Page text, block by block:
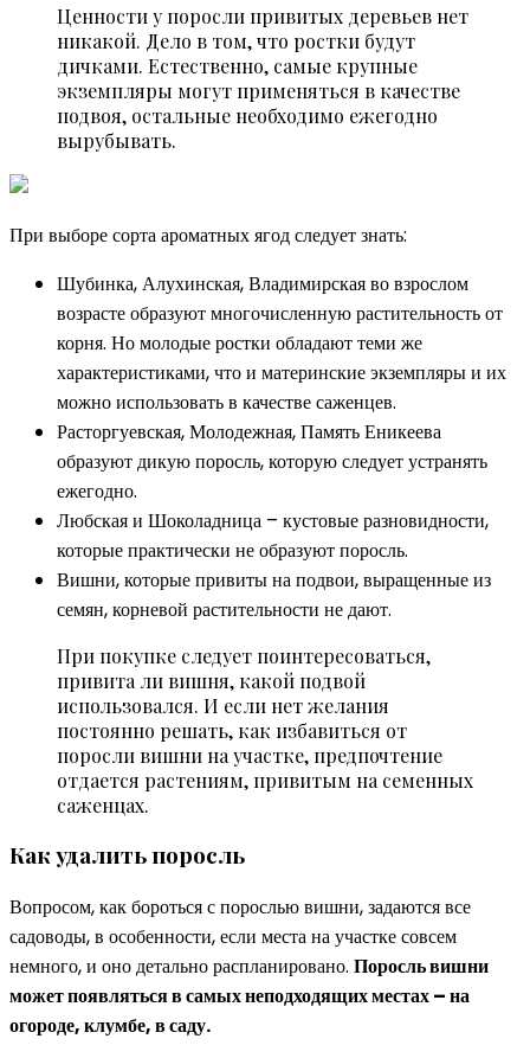
Ценности у поросли привитых деревьев нет
никакой. Дело в том, что ростки будут
дичками. Естественно, самые крупные
экземпляры могут применяться в качестве
подвоя, остальные необходимо ежегодно
вырубывать.
При выборе сорта ароматных ягод следует знать:
Шубинка, Алухинская, Владимирская во взрослом
возрасте образуют многочисленную растительность от
корня. Но молодые ростки обладают теми же
характеристиками, что и материнские экземпляры и их
можно использовать в качестве саженцев.
Расторгуевская, Молодежная, Память Еникеева
образуют дикую поросль, которую следует устранять
ежегодно.
Любская и Шоколадница – кустовые разновидности,
которые практически не образуют поросль.
Вишни, которые привиты на подвои, выращенные из
семян, корневой растительности не дают.
При покупке следует поинтересоваться,
привита ли вишня, какой подвой
использовался. И если нет желания
постоянно решать, как избавиться от
поросли вишни на участке, предпочтение
отдается растениям, привитым на семенных
саженцах.
Как удалить поросль
Вопросом, как бороться с порослью вишни, задаются все
садоводы, в особенности, если места на участке совсем
немного, и оно детально распланировано. Поросль вишни
может появляться в самых неподходящих местах – на
огороде, клумбе, в саду.